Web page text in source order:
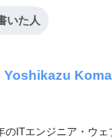
いた人
Yoshikazu
のITエンジニア・ウ